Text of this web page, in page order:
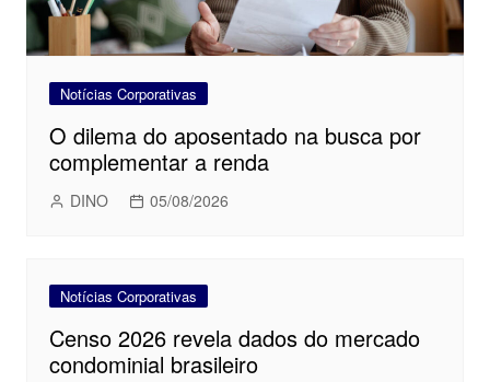
Notícias Corporativas
O dilema do aposentado na busca por
complementar a renda
DINO 05/08/2026
Notícias Corporativas
Censo 2026 revela dados do mercado
condominial brasileiro